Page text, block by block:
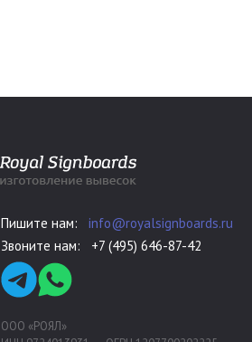
Пишите нам: info@royalsignboards.ru
Звоните нам: +7 (495) 646-87-42
ООО «РОЯЛ»